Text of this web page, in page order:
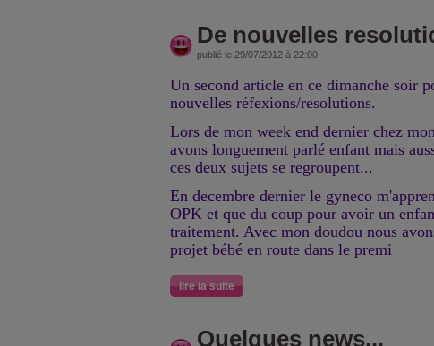
De nouvelles
publié le 29/07/2012 à 22:00
Un second article en ce dimanche soir
nouvelles réfexions/resolutions.
Lors de mon week end dernier chez
avons longuement parlé enfant mais
ces deux sujets se regroupent...
En decembre dernier le gyneco
OPK et que du coup pour avoir un
traitement. Avec mon doudou nous
projet bébé en route dans le premi
lire la suite
Quelques news...